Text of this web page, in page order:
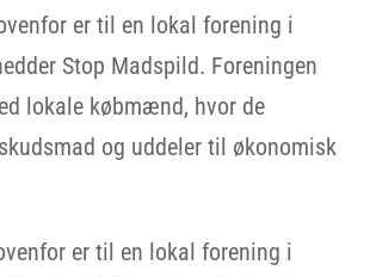
er til en lokal forening i
Stop Madspild. Foreningen
lokale købmænd, hvor de
og uddeler til økonomisk
er til en lokal forening i